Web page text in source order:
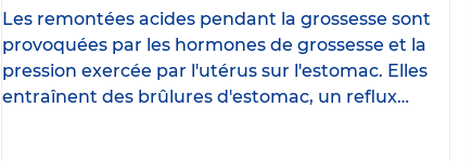
Les remontées acides pendant la grossesse sont
provoquées par les hormones de grossesse et la
pression exercée par l'utérus sur l'estomac. Elles
entraînent des brûlures d'estomac, un reflux